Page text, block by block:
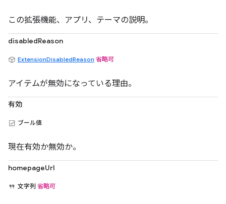
この拡張機能、アプリ、テーマの説明。
disabledReason
ExtensionDisabledReason 省略可
アイテムが無効になっている理由。
有効
ブール値
現在有効か無効か。
homepageUrl
文字列 省略可